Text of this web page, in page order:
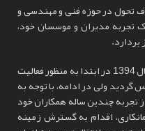
تحول در حوزه فنی و مهندسی و
تجربه مدیران و موسسان خود،
شرکت سامانه ها ی برق آسای پاوان در سال 1394 در ابتدا به منظور فعالیت
ولی در ادامه، با توجه به
تجربه چندین ساله همکاران خود
اقدام به گسترش زمینه